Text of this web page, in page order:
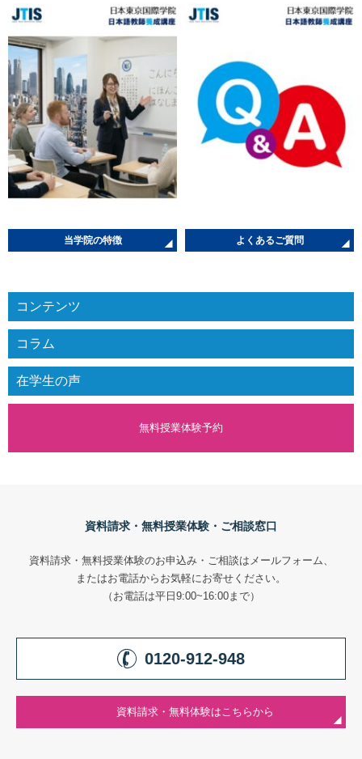
当学院の特徴 よくあるご質問
コンテンツ
コラム
在学生の声
無料授業体験予約
資料請求・無料授業体験・ご相談窓口
資料請求・無料授業体験のお申込み・ご相談はメールフォーム、
またはお電話からお気軽にお寄せください。
（お電話は平日9:00~16:00まで）
0120-912-948
資料請求・無料体験はこちらから